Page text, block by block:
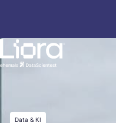
springen
Data & KI